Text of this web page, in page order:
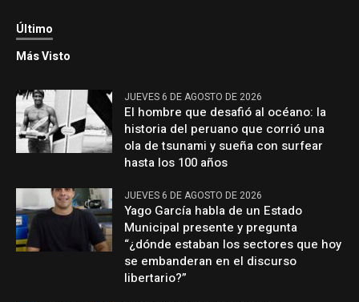
Último
Más Visto
JUEVES 6 DE AGOSTO DE 2026
El hombre que desafió al océano: la
historia del peruano que corrió una
ola de tsunami y sueña con surfear
hasta los 100 años
JUEVES 6 DE AGOSTO DE 2026
Yago García habla de un Estado
Municipal presente y pregunta
“¿dónde estaban los sectores que hoy
se embanderan en el discurso
libertario?”